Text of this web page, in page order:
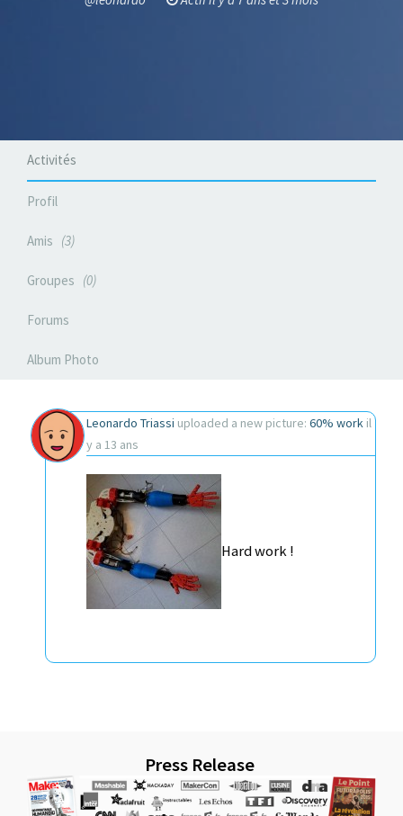
Activités
Profil
Amis 3
Groupes 0
Forums
Album Photo
Leonardo Triassi uploaded a new picture: 60% work il
y a 13 ans
Hard work !
Press Release